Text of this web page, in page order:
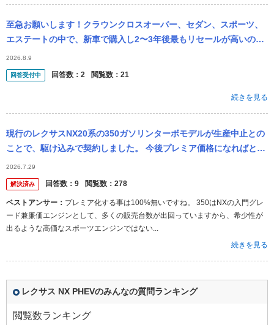
至急お願いします！クラウンクロスオーバー、セダン、スポーツ、
エステートの中で、新車で購入し2〜3年後最もリセールが高いのは
どれでしょうか？また、その車種の中でどのグレードですか？
(例：「クロス...
2026.8.9
回答受付中 回答数： 2 閲覧数： 21
続きを見る
現行のレクサスNX20系の350ガソリンターボモデルが生産中止との
ことで、駆け込みで契約しました。 今後プレミア価格になればと願
っていますが、どうでしょうか？車に詳しい方、ご意見をお願いい
たします。
2026.7.29
解決済み 回答数： 9 閲覧数： 278
ベストアンサー： プレミア化する事は100%無いですね。 350はNXの入門グレ
ード兼廉価エンジンとして、多くの販売台数が出回っていますから、希少性が
出るような高価なスポーツエンジンではない...
続きを見る
レクサス NX PHEVのみんなの質問ランキング
閲覧数ランキング